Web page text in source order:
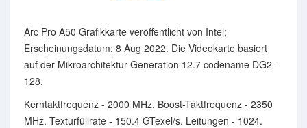
Arc Pro A50 Grafikkarte veröffentlicht von Intel;
Erscheinungsdatum: 8 Aug 2022. Die Videokarte basiert
auf der Mikroarchitektur Generation 12.7 codename DG2-
128.
Kerntaktfrequenz - 2000 MHz. Boost-Taktfrequenz - 2350
MHz. Texturfüllrate - 150.4 GTexel/s. Leitungen - 1024.